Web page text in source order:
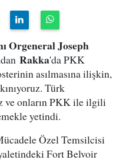
Orgeneral Joseph
Rakka'da PKK
asılmasına ilişkin,
Türk
ve onların PKK ile ilgili
yetindi.
Özel Temsilcisi
Fort Belvoir